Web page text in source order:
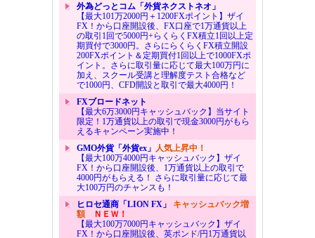
外為どっとコム「外貨ネクストネオ」
【最大101万2000円＋1200FXポイント】ザイ
FX！から口座開設後、FX口座で1万通貨以上
の取引1回で5000円+らくらくFX積立1回以上定
期買付で3000円。さらにらくらくFX積立開設
200FXポイント＆定期買付1回以上で1000FXポ
イント。さらに取引量に応じて最大100万円に
加え、スクール受講と理解度テスト合格など
で1000円、CFD開設と取引で最大4000円！
FXブロードネット
【最大6万3000円キャッシュバック】当サイト
限定！1万通貨以上の取引で現金3000円がもら
えるキャンペーン実施中！
GMO外貨「外貨ex」 人気上昇中！
【最大100万4000円キャッシュバック】ザイ
FX！から口座開設後、1万通貨以上の取引で
4000円がもらえる！ さらに取引量に応じて最
大100万円のチャンスも！
ヒロセ通商「LION FX」 キャッシュバック増
額ＮＥＷ！
【最大100万7000円キャッシュバック】ザイ
FX！から口座開設後、英ポンド/円1万通貨以